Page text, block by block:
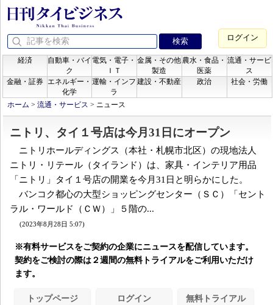
ログイン
経済
自動車・バイ
ク
電気・電子・
ＩＴ
金属・その他
製造
農水・食品・
医薬
流通・サービ
ス
金融・証券
エネルギー・
化学
運輸・インフ
ラ
建設・不動産 政治 社会・労働
ホーム > 流通・サービス > ニュース
ニトリ、タイ１号店は今月31日にオープン
ニトリホールディングス（本社・札幌市北区）の現地法人
ニトリ・リテール（タイランド）は、家具・インテリア用品
「ニトリ」タイ１号店の開業を今月31日と明らかにした。
バンコク都心の大型ショッピングセンター（ＳＣ）「セント
ラル・ワールド（ＣＷ）」５階の...
(2023年8月28日 5:07)
※有料サービスをご契約の企業にニュースを配信しています。
契約をご検討の際は２週間の無料トライアルをご利用いただけ
ます。
トップページ ログイン 無料トライアル